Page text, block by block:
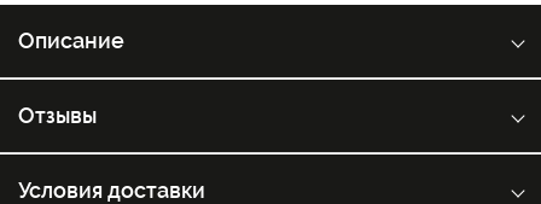
Описание
Отзывы
Условия доставки